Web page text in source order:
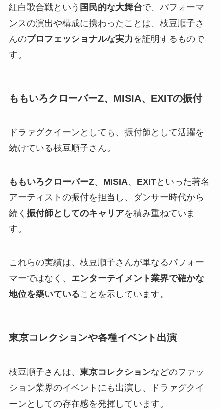
紅白歌合戦という 国民的な大舞台で、パフォーマ
ンスの演出や構成に携わったことは、枝豆順子さ
んのプロフェッショナルな実力 を証明するもので
す。
ももいろクローバーZ、MISIA、EXITの振付
ドラァグクイーンとしても、振付師として活躍を
続けている枝豆順子さん。
ももいろクローバーZ、 MISIA、 EXITといった著名
アーティストの振付を担当し、ダンサー時代から
続く 振付師としてのキャリアを積み重ねていま
す。
これらの実績は、枝豆順子さんが単なるパフォー
マーではなく、 エンターテイメント業界で確かな
地位を築いていることを示しています。
東京コレクションや各種イベント出演
枝豆順子さんは、 東京コレクションなどのファッ
ション業界のイベントにも出演し、ドラァグクイ
ーンとしての存在感を発揮しています。